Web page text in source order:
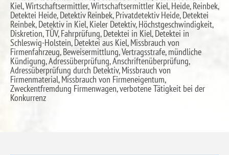
Kiel, Wirtschaftsermittler, Wirtschaftsermittler Kiel, Heide, Reinbek,
Detektei Heide, Detektiv Reinbek, Privatdetektiv Heide, Detektei
Reinbek, Detektiv in Kiel, Kieler Detektiv, Höchstgeschwindigkeit,
Diskretion, TÜV, Fahrprüfung, Detektei in Kiel, Detektei in
Schleswig-Holstein, Detektei aus Kiel, Missbrauch von
Firmenfahrzeug, Beweisermittlung, Vertragsstrafe, mündliche
Kündigung, Adressüberprüfung, Anschriftenüberprüfung,
Adressüberprüfung durch Detektiv, Missbrauch von
Firmenmaterial, Missbrauch von Firmeneigentum,
Zweckentfremdung Firmenwagen, verbotene Tätigkeit bei der
Konkurrenz